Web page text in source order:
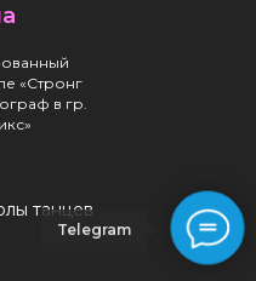
Telegram
«Стронг
в гр.
танцев